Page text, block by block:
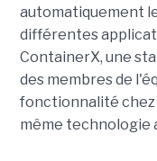
automatiquement
différentes
ContainerX, une
des membres de
fonctionnalité
même technologie